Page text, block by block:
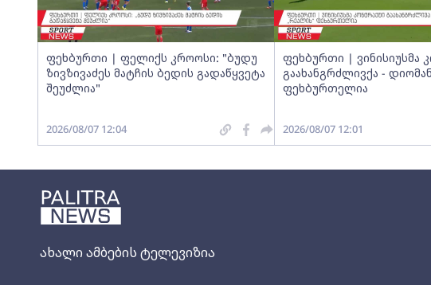
ახალი ამბების ტელევიზია
ფეხბურთი | ფელიქს კროოსი: "ბუდუ
ზივზივაძეს მატჩის ბედის გადაწყვეტა
შეუძლია"
2026/08/07 12:04
ფეხბურთი | ვინისიუსმა
გაახანგრძლივქა -
ფეხბურთელია
2026/08/07 12:01